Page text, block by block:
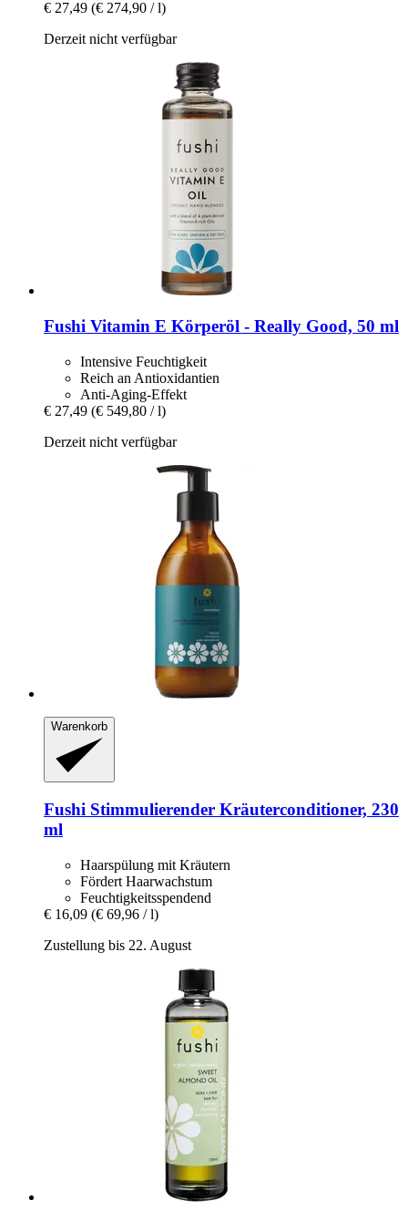
€ 27,49 (€ 274,90 / l)
Derzeit nicht verfügbar
Fushi Vitamin E Körperöl -​ Really Good, 50 ml
Intensive Feuchtigkeit
Reich an Antioxidantien
Anti-Aging-Effekt
€ 27,49 (€ 549,80 / l)
Derzeit nicht verfügbar
Warenkorb
Fushi Stimmulierender Kräuterconditioner, 230
ml
Haarspülung mit Kräutern
Fördert Haarwachstum
Feuchtigkeitsspendend
€ 16,09 (€ 69,96 / l)
Zustellung bis 22. August